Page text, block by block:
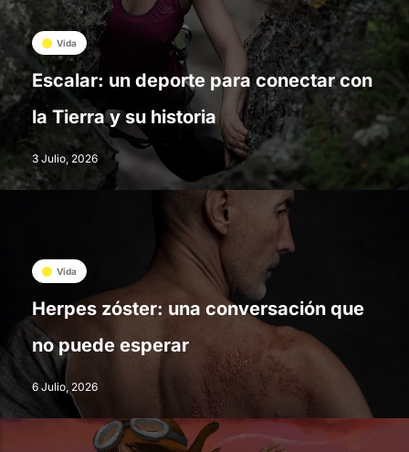
Vida
Escalar: un deporte para conectar con
la Tierra y su historia
3 Julio, 2026
Vida
Herpes zóster: una conversación que
no puede esperar
6 Julio, 2026